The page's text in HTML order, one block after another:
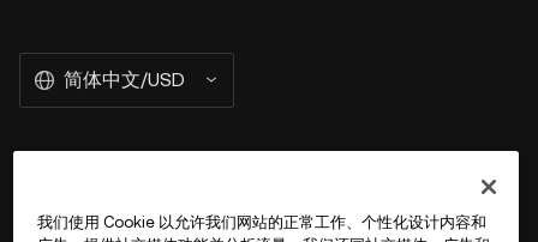
简体中文/USD
我们使用 Cookie 以允许我们网站的正常工作、个性化设计内容和